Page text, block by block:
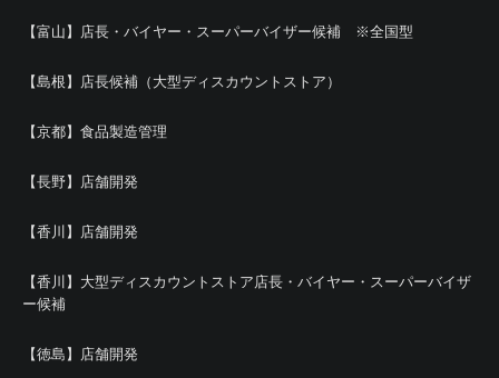
【富山】店長・バイヤー・スーパーバイザー候補 ※全国型
【島根】店長候補（大型ディスカウントストア）
【京都】食品製造管理
【長野】店舗開発
【香川】店舗開発
【香川】大型ディスカウントストア店長・バイヤー・スーパーバイザ
ー候補
【徳島】店舗開発